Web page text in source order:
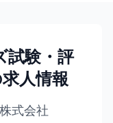
試験・評
人情報
式会社